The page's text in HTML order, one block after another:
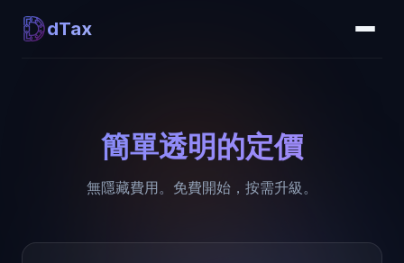
dTax
簡單透明的定價
無隱藏費用。免費開始，按需升級。